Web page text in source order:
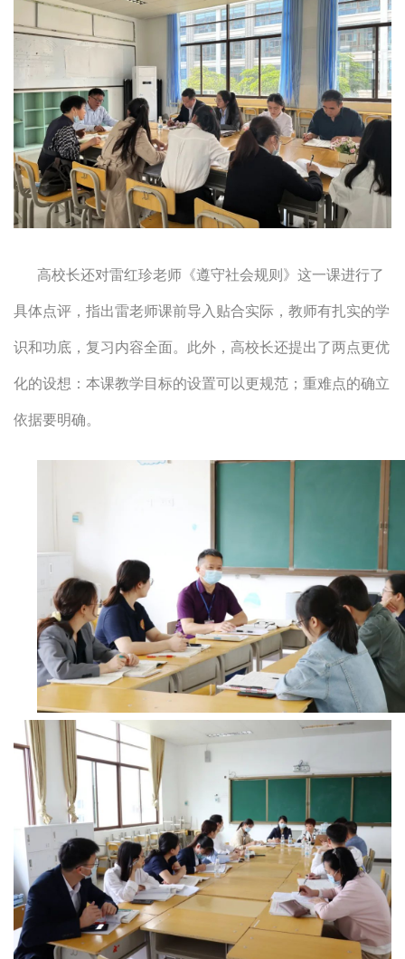
高校长还对雷红珍老师《遵守社会规则》这一课进行了
具体点评，指出雷老师课前导入贴合实际，教师有扎实的学
识和功底，复习内容全面。此外，高校长还提出了两点更优
化的设想：本课教学目标的设置可以更规范；重难点的确立
依据要明确。